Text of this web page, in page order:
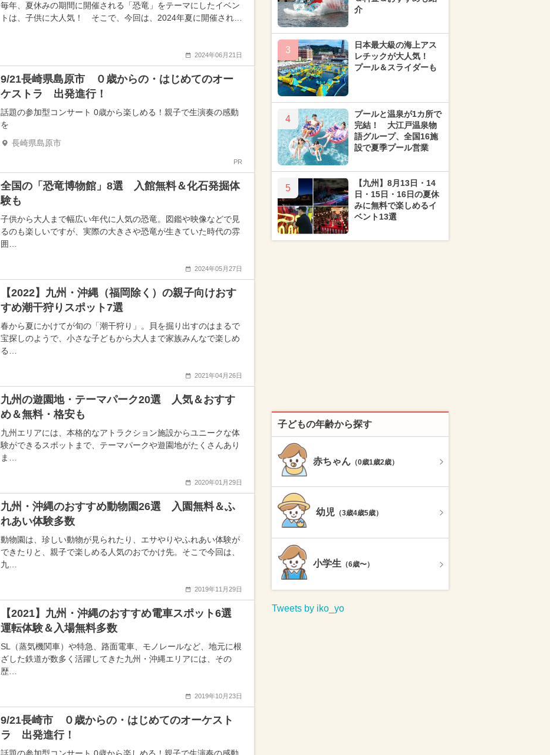
毎年、夏休みの期間に開催される「恐竜」をテーマにしたイベン
トは、子供に大人気！ そこで、今回は、2024年夏に開催され…
2024年06月21日
9/21長崎県島原市 ０歳からの・はじめてのオー
ケストラ 出発進行！
話題の参加型コンサート 0歳から楽しめる！親子で生演奏の感動
を
長崎県島原市
PR
全国の「恐竜博物館」8選 入館無料＆化石発掘体
験も
子供から大人まで幅広い年代に人気の恐竜。図鑑や映像などで見
るのも楽しいですが、実際の大きさや恐竜が生きていた時代の雰
囲…
2024年05月27日
【2022】九州・沖縄（福岡除く）の親子向けおす
すめ潮干狩りスポット7選
春から夏にかけてが旬の「潮干狩り」。貝を掘り出すのはまるで
宝探しのようで、小さな子どもから大人まで家族みんなで楽しめ
る…
2021年04月26日
九州の遊園地・テーマパーク20選 人気＆おすす
め＆無料・格安も
九州エリアには、本格的なアトラクション施設からユニークな体
験ができるスポットまで、テーマパークや遊園地がたくさんあり
ま…
2020年01月29日
九州・沖縄のおすすめ動物園26選 入園無料＆ふ
れあい体験多数
動物園は、珍しい動物が見られたり、エサやりやふれあい体験が
できたりと、親子で楽しめる人気のおでかけ先。そこで今回は、
九…
2019年11月29日
【2021】九州・沖縄のおすすめ電車スポット6選
運転体験＆入場無料多数
SL（蒸気機関車）や特急、路面電車、モノレールなど、地元に根
ざした鉄道が数多く活躍してきた九州・沖縄エリアには、その
歴…
2019年10月23日
9/21長崎市 ０歳からの・はじめてのオーケスト
ラ 出発進行！
介
3
日本最大級の海上アス
レチックが大人気！
プール＆スライダーも
4
プールと温泉が1カ所で
完結！ 大江戸温泉物
語グループ、全国16施
設で夏季プール営業
5
【九州】8月13日・14
日・15日・16日の夏休
みに無料で楽しめるイ
ベント13選
子どもの年齢から探す
赤ちゃん （0歳1歳2歳）
幼児 （3歳4歳5歳）
小学生 （6歳〜）
Tweets by iko_yo